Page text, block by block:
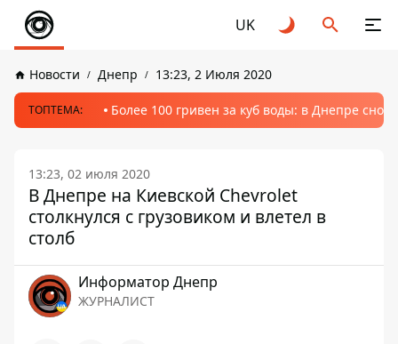
UK
Новости Днепр 13:23, 2 Июля 2020
ТОПТЕМА: Более 100 гривен за куб воды: в Днепре
13:23, 02 июля 2020
В Днепре на Киевской Chevrolet
столкнулся с грузовиком и влетел в
столб
Информатор Днепр
ЖУРНАЛИСТ